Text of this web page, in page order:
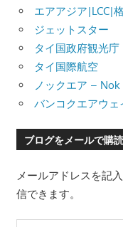
エアアジア|LCC|
ジェットスター
タイ国政府観光庁
タイ国際航空
ノックエア – Nok
バンコクエアウェ
ブログをメールで購読
メールアドレスを記
信できます。